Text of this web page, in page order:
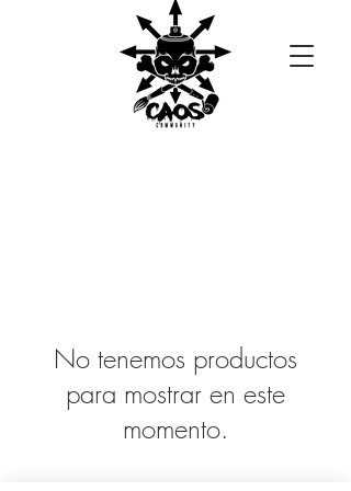
No tenemos productos
para mostrar en este
momento.